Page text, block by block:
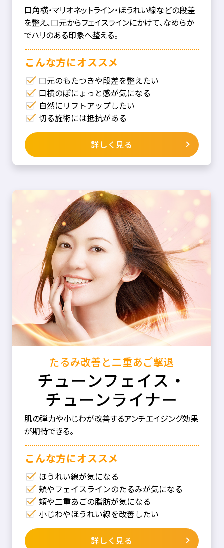
口角横・マリオネットライン・ほうれい線などの段差
を整え、口元からフェイスラインにかけて、なめらか
でハリのある印象へ整える。
こんな⽅にオススメ
口元のもたつきや段差を整えたい
口横のぽにょっと感が気になる
自然にリフトアップしたい
切る施術には抵抗がある
詳しく見る
たるみ改善と二重あご撃退
チューンフェイス・
チューンライナー
肌の弾力や小じわが改善するアンチエイジング効果
が期待できる。
こんな⽅にオススメ
ほうれい線が気になる
頬やフェイスラインのたるみが気になる
頬や二重あごの脂肪が気になる
小じわやほうれい線を改善したい
詳しく見る